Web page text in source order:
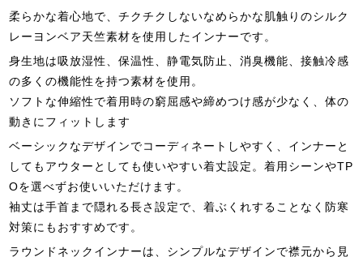
柔らかな着心地で、チクチクしないなめらかな肌触りのシルク
レーヨンベア天竺素材を使用したインナーです。
身生地は吸放湿性、保温性、静電気防止、消臭機能、接触冷感
の多くの機能性を持つ素材を使用。
ソフトな伸縮性で着用時の窮屈感や締めつけ感が少なく、体の
動きにフィットします
ベーシックなデザインでコーディネートしやすく、インナーと
してもアウターとしても使いやすい着丈設定。着用シーンやTP
Oを選べずお使いいただけます。
袖丈は手首まで隠れる長さ設定で、着ぶくれすることなく防寒
対策にもおすすめです。
ラウンドネックインナーは、シンプルなデザインで襟元から見